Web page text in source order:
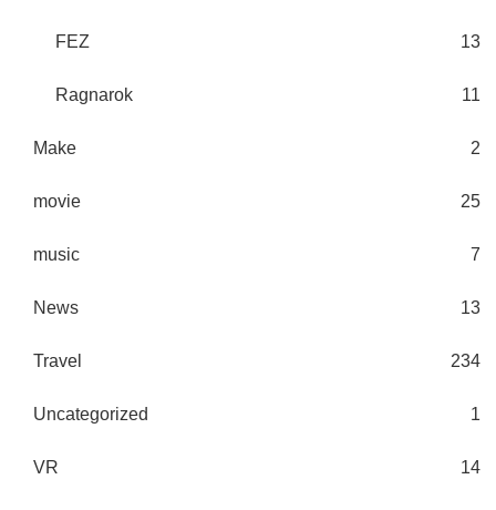
FEZ 13
Ragnarok 11
Make 2
movie 25
music 7
News 13
Travel 234
Uncategorized 1
VR 14